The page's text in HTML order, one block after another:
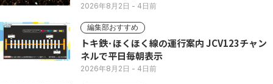
2026年8月2日 - 4日前
編集部おすすめ
トキ鉄･ほくほく線の運行案内 JCV123チャン
ネルで平日毎朝表示
2026年8月2日 - 4日前